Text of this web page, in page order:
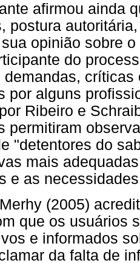
afirmou ainda
postura
opinião sobre
do
demandas,
por alguns
Ribeiro e
permitiram
"detentores do
mais
e as
(2005)
que os usuários
e informados
da falta de